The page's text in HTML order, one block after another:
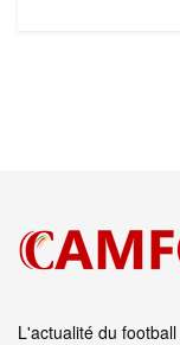
L'actualité du